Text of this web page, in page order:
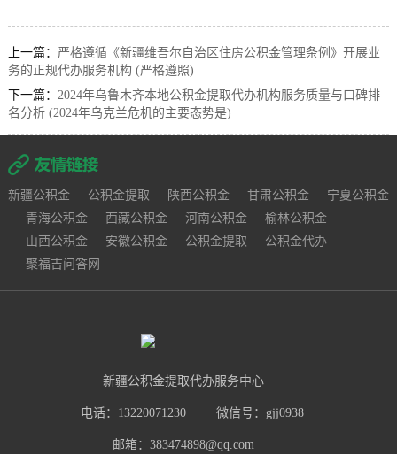
上一篇： 严格遵循《新疆维吾尔自治区住房公积金管理条例》开展业
务的正规代办服务机构 (严格遵照)
下一篇： 2024年乌鲁木齐本地公积金提取代办机构服务质量与口碑排
名分析 (2024年乌克兰危机的主要态势是)
新疆公积金 公积金提取 陕西公积金 甘肃公积金
宁夏公积金
青海公积金
西藏公积金 河南公积金
榆林公积金
山西公积金
安徽公积金 公积金提取
公积金代办
聚福吉问答网
新疆公积金提取代办服务中心
电话：13220071230 微信号：gjj0938
邮箱：383474898@qq.com